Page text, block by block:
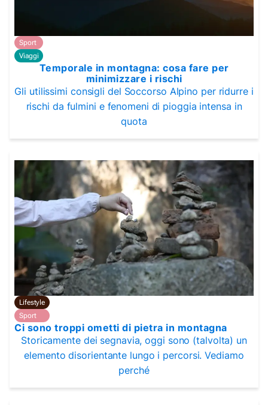
Sport
Viaggi
Temporale in montagna: cosa fare per
minimizzare i rischi
Gli utilissimi consigli del Soccorso Alpino per ridurre i
rischi da fulmini e fenomeni di pioggia intensa in
quota
Lifestyle
Sport
Ci sono troppi ometti di pietra in montagna
Storicamente dei segnavia, oggi sono (talvolta) un
elemento disorientante lungo i percorsi. Vediamo
perché